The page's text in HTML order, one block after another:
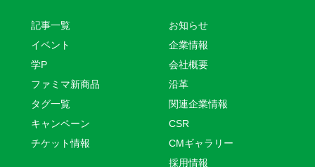
記事一覧
イベント
学P
ファミマ新商品
タグ一覧
キャンペーン
チケット情報
お知らせ
企業情報
会社概要
沿革
関連企業情報
CSR
CMギャラリー
採用情報